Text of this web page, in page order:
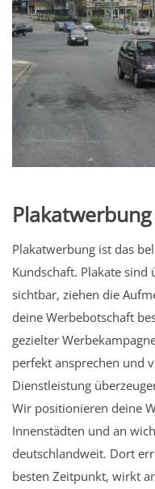
Plakatwerbung ist das
Kundschaft. Plakate
sichtbar, ziehen die
deine Werbebotschaft
gezielter
perfekt ansprechen und
Dienstleistung
Wir positionieren deine
Innenstädten und an
deutschlandweit. Dort
besten Zeitpunkt, wirkt